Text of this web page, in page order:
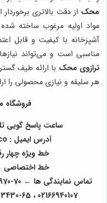
محک از دقت بالاتری
مواد اولیه مرغوب ساخته
آشپزخانه با کیفیت و قابل
مناسبی است و می‌تواند
ترازوی محک با ارائه طیف
هر سلیقه و نیازی محصولی را
ساعت پاسخ گویی تلفنی : 9
آدرس ایمیل : info@tajhizat.co
خط ویژه چهار رقمی
خط اختصاصی ←
02166940107 ، 65-02155833430 ، 02166085712